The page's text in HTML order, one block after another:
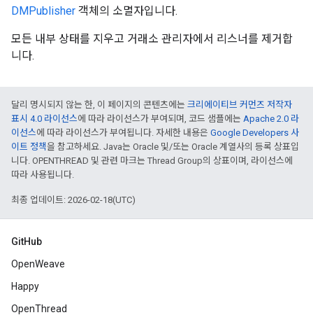
DMPublisher 객체의 소멸자입니다.
모든 내부 상태를 지우고 거래소 관리자에서 리스너를 제거합
니다.
달리 명시되지 않는 한, 이 페이지의 콘텐츠에는 크리에이티브 커먼즈 저작자
표시 4.0 라이선스에 따라 라이선스가 부여되며, 코드 샘플에는 Apache 2.0 라
이선스에 따라 라이선스가 부여됩니다. 자세한 내용은 Google Developers 사
이트 정책을 참고하세요. Java는 Oracle 및/또는 Oracle 계열사의 등록 상표입
니다. OPENTHREAD 및 관련 마크는 Thread Group의 상표이며, 라이선스에
따라 사용됩니다.
최종 업데이트: 2026-02-18(UTC)
GitHub
OpenWeave
Happy
OpenThread